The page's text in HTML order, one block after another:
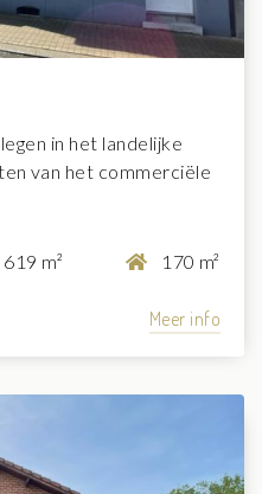
in het landelijke
van het commerciële
619 m² 170 m²
Meer info